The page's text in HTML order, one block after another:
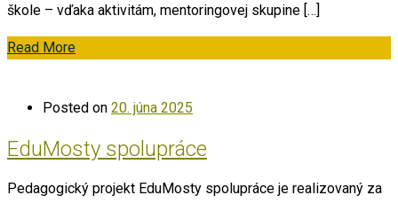
škole – vďaka aktivitám, mentoringovej skupine […]
Read More
Posted on 20. júna 2025
EduMosty spolupráce
Pedagogický projekt EduMosty spolupráce je realizovaný za